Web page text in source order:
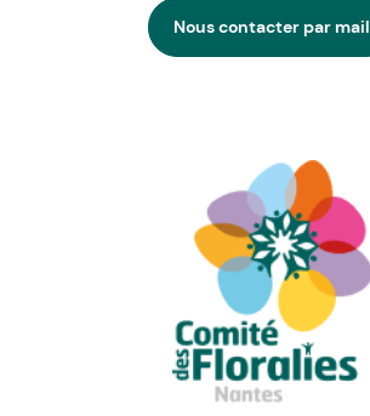
Nous contacter par mail